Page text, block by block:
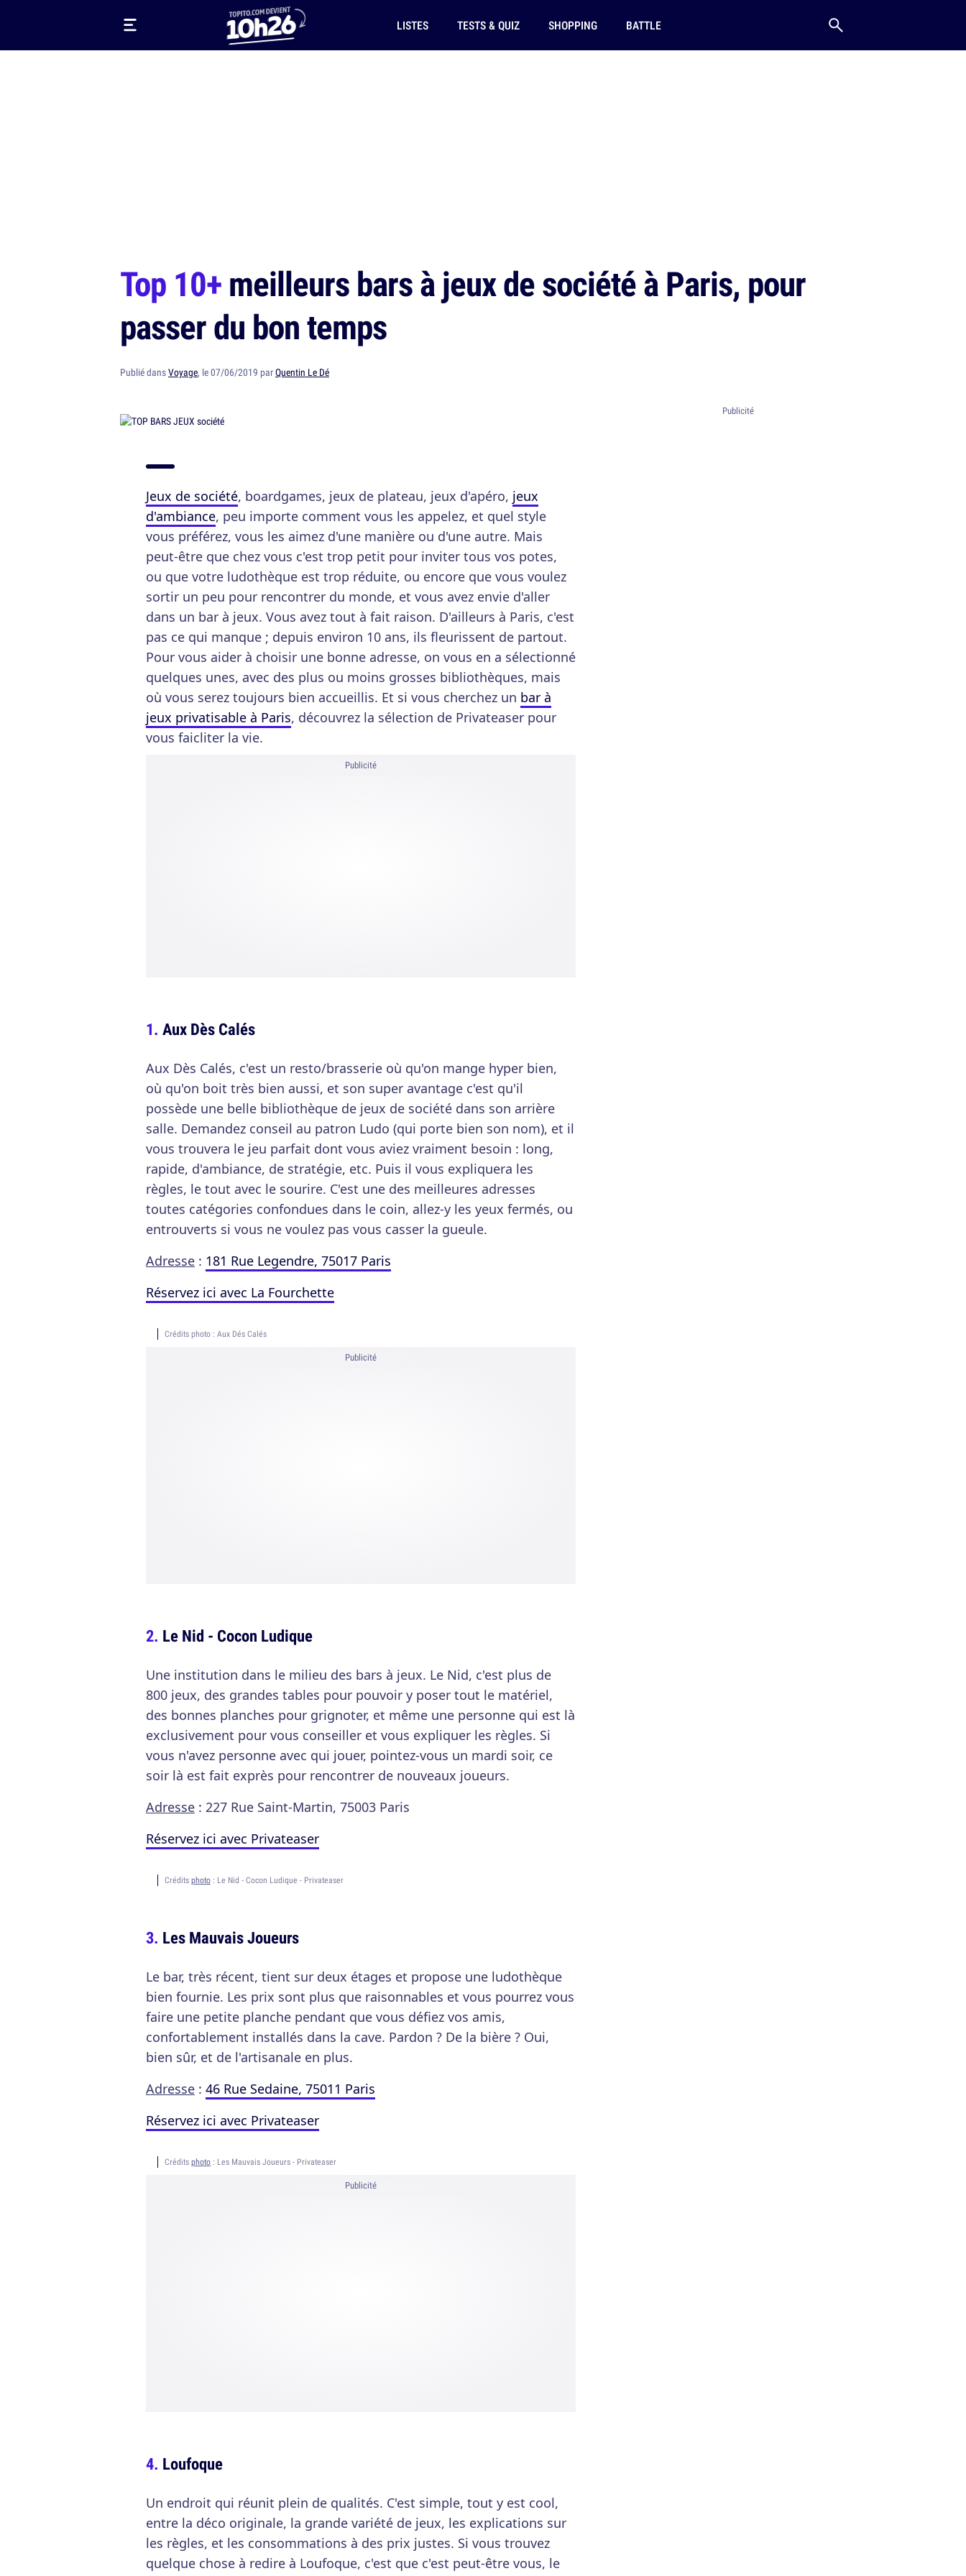
LISTES TESTS & QUIZ SHOPPING BATTLE
Top 10+meilleurs bars à jeux de société à Paris, pour
passer du bon temps
Publié dansVoyage, le 07/06/2019 parQuentin Le Dé
Jeux de société, boardgames, jeux de plateau, jeux d'apéro, jeux
d'ambiance, peu importe comment vous les appelez, et quel style
vous préférez, vous les aimez d'une manière ou d'une autre. Mais
peut-être que chez vous c'est trop petit pour inviter tous vos potes,
ou que votre ludothèque est trop réduite, ou encore que vous voulez
sortir un peu pour rencontrer du monde, et vous avez envie d'aller
dans un bar à jeux. Vous avez tout à fait raison. D'ailleurs à Paris, c'est
pas ce qui manque ; depuis environ 10 ans, ils fleurissent de partout.
Pour vous aider à choisir une bonne adresse, on vous en a sélectionné
quelques unes, avec des plus ou moins grosses bibliothèques, mais
où vous serez toujours bien accueillis. Et si vous cherchez un bar à
jeux privatisable à Paris, découvrez la sélection de Privateaser pour
vous faicliter la vie.
Publicité
Aux Dès Calés
Aux Dès Calés, c'est un resto/brasserie où qu'on mange hyper bien,
où qu'on boit très bien aussi, et son super avantage c'est qu'il
possède une belle bibliothèque de jeux de société dans son arrière
salle. Demandez conseil au patron Ludo (qui porte bien son nom), et il
vous trouvera le jeu parfait dont vous aviez vraiment besoin : long,
rapide, d'ambiance, de stratégie, etc. Puis il vous expliquera les
règles, le tout avec le sourire. C'est une des meilleures adresses
toutes catégories confondues dans le coin, allez-y les yeux fermés, ou
entrouverts si vous ne voulez pas vous casser la gueule.
Adresse : 181 Rue Legendre, 75017 Paris
Réservez ici avec La Fourchette
Crédits photo : Aux Dés Calés
Publicité
Le Nid - Cocon Ludique
Une institution dans le milieu des bars à jeux. Le Nid, c'est plus de
800 jeux, des grandes tables pour pouvoir y poser tout le matériel,
des bonnes planches pour grignoter, et même une personne qui est là
exclusivement pour vous conseiller et vous expliquer les règles. Si
vous n'avez personne avec qui jouer, pointez-vous un mardi soir, ce
soir là est fait exprès pour rencontrer de nouveaux joueurs.
Adresse : 227 Rue Saint-Martin, 75003 Paris
Réservez ici avec Privateaser
Crédits photo : Le Nid - Cocon Ludique - Privateaser
Les Mauvais Joueurs
Le bar, très récent, tient sur deux étages et propose une ludothèque
bien fournie. Les prix sont plus que raisonnables et vous pourrez vous
faire une petite planche pendant que vous défiez vos amis,
confortablement installés dans la cave. Pardon ? De la bière ? Oui,
bien sûr, et de l'artisanale en plus.
Adresse : 46 Rue Sedaine, 75011 Paris
Réservez ici avec Privateaser
Crédits photo : Les Mauvais Joueurs - Privateaser
Publicité
Loufoque
Un endroit qui réunit plein de qualités. C'est simple, tout y est cool,
entre la déco originale, la grande variété de jeux, les explications sur
les règles, et les consommations à des prix justes. Si vous trouvez
quelque chose à redire à Loufoque, c'est que c'est peut-être vous, le